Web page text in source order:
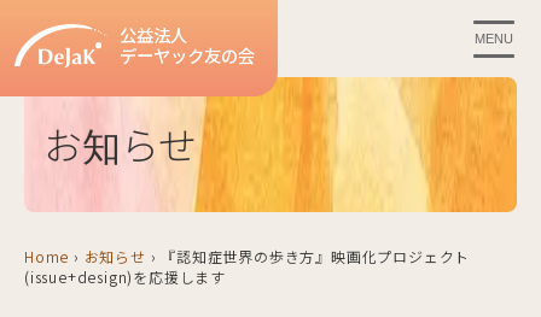
公益法人
デーヤック友の会
MENU
お知らせ
Home › お知らせ › 『認知症世界の歩き方』映画化プロジェクト
(issue+design)を応援します